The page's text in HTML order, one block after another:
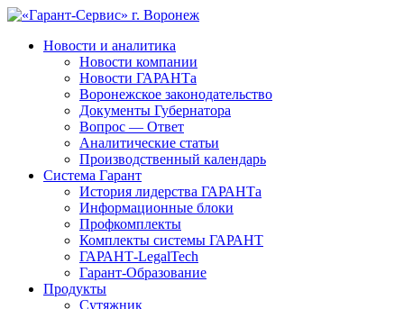
Новости и аналитика
Новости компании
Новости ГАРАНТа
Воронежское законодательство
Документы Губернатора
Вопрос — Ответ
Аналитические статьи
Производственный календарь
Система Гарант
История лидерства ГАРАНТа
Информационные блоки
Профкомплекты
Комплекты системы ГАРАНТ
ГАРАНТ-LegalTech
Гарант-Образование
Продукты
Сутяжник